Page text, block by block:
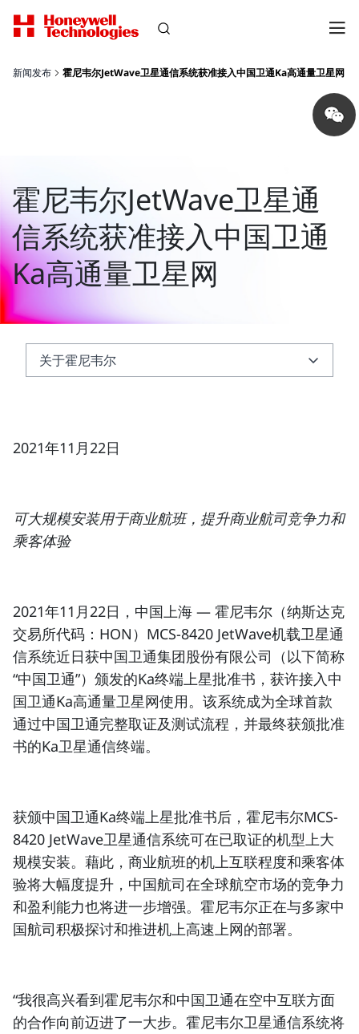
新闻发布 霍尼韦尔JetWave卫星通信系统获准接入中国卫通Ka高通量卫星网
Share
on
wechat
霍尼韦尔JetWave卫星通
信系统获准接入中国卫通
Ka高通量卫星网
关于霍尼韦尔
2021年11月22日
可大规模安装用于商业航班，提升商业航司竞争力和
乘客体验
2021年11月22日，中国上海 — 霍尼韦尔 （纳斯达克
交易所代码：HON） MCS-8420 JetWave机载卫星通
信系统近日获中国卫通集团股份有限公司（以下简称
“中国卫通”）颁发的Ka终端上星批准书，获许接入中
国卫通Ka高通量卫星网使用。该系统成为全球首款
通过中国卫通完整取证及测试流程，并最终获颁批准
书的Ka卫星通信终端。
获颁中国卫通Ka终端上星批准书后，霍尼韦尔MCS-
8420 JetWave卫星通信系统可在已取证的机型上大
规模安装。藉此，商业航班的机上互联程度和乘客体
验将大幅度提升，中国航司在全球航空市场的竞争力
和盈利能力也将进一步增强。霍尼韦尔正在与多家中
国航司积极探讨和推进机上高速上网的部署。
“我很高兴看到霍尼韦尔和中国卫通在空中互联方面
的合作向前迈进了一大步。霍尼韦尔卫星通信系统将